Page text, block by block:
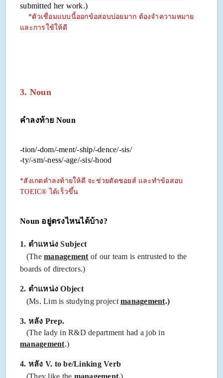
submitted her work.)
*ตัวเชื่อมแบบนี้ออกข้อสอบบ่อยมาก ต้องจำความหมาย
และการใช้ให้ดี
3. Noun
คำลงท้าย Noun
-tion/-dom/-ment/-ship/-dence/-sis/
-ty/-sm/-ness/-age/-sis/-hood
*สังเกตคำลงท้ายให้ดี จะช่วยตัดชอยส์ และทำข้อสอบ
TOEIC® ได้เร็วขึ้น
Noun อยู่ตรงไหนได้บ้าง?
1. ตำแหน่ง Subject
(The managementof our team is entrusted to the
boards of directors.)
2. ตำแหน่ง Object
(Ms. Lim is studying projectmanagement.)
3. หลัง Prep.
(The lady in R&D department had a job in
management.)
4. หลัง V. to be/Linking Verb